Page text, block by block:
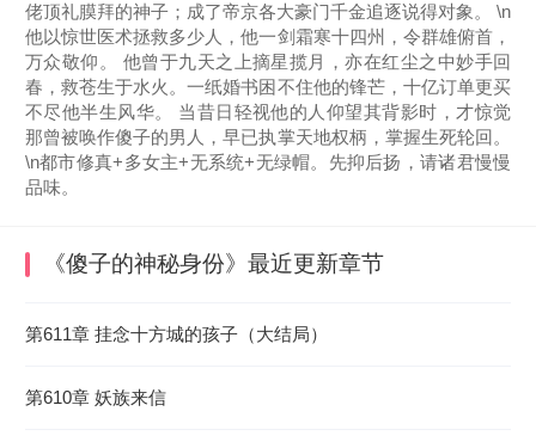
佬顶礼膜拜的神子；成了帝京各大豪门千金追逐说得对象。 \n
他以惊世医术拯救多少人，他一剑霜寒十四州，令群雄俯首，
万众敬仰。 他曾于九天之上摘星揽月，亦在红尘之中妙手回
春，救苍生于水火。一纸婚书困不住他的锋芒，十亿订单更买
不尽他半生风华。 当昔日轻视他的人仰望其背影时，才惊觉
那曾被唤作傻子的男人，早已执掌天地权柄，掌握生死轮回。
\n都市修真+多女主+无系统+无绿帽。先抑后扬，请诸君慢慢
品味。
《傻子的神秘身份》 最近更新章节
第611章 挂念十方城的孩子（大结局）
第610章 妖族来信